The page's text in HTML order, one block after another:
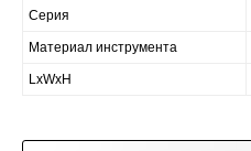
Серия
Материал инструмента
LxWxH